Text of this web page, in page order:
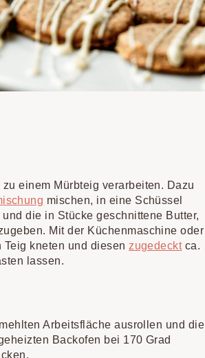
einem Mürbteig verarbeiten. Dazu
mischen, in eine Schüssel
die in Stücke geschnittene Butter,
Mit der Küchenmaschine oder
kneten und diesen zugedecktca.
lassen.
Arbeitsfläche ausrollen und die
Backofen bei 170 Grad